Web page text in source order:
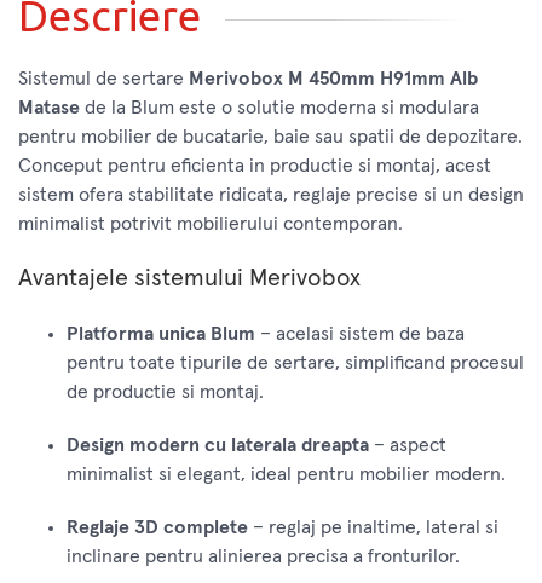
Descriere
Sistemul de sertare Merivobox M 450mm H91mm Alb
Matase de la Blum este o solutie moderna si modulara
pentru mobilier de bucatarie, baie sau spatii de depozitare.
Conceput pentru eficienta in productie si montaj, acest
sistem ofera stabilitate ridicata, reglaje precise si un design
minimalist potrivit mobilierului contemporan.
Avantajele sistemului Merivobox
Platforma unica Blum – acelasi sistem de baza
pentru toate tipurile de sertare, simplificand procesul
de productie si montaj.
Design modern cu laterala dreapta – aspect
minimalist si elegant, ideal pentru mobilier modern.
Reglaje 3D complete – reglaj pe inaltime, lateral si
inclinare pentru alinierea precisa a fronturilor.